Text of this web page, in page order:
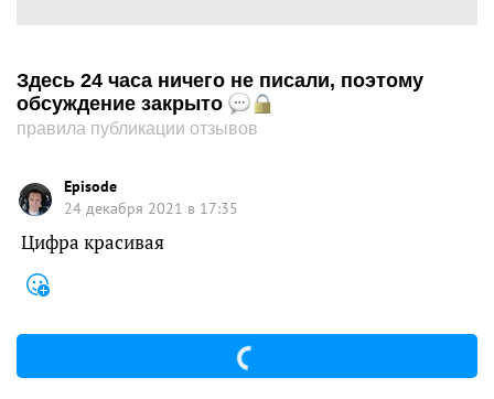
Здесь 24 часа ничего не писали, поэтому
обсуждение закрыто
правила публикации отзывов
Episode
24 декабря 2021 в 17:35
Цифра красивая